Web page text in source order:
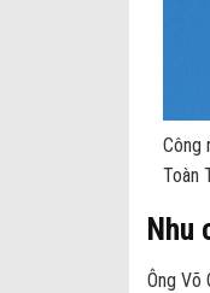
Công
Toàn
Nhu
Ông Võ